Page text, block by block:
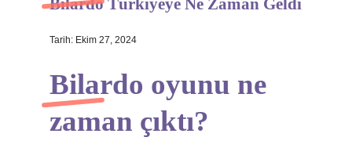
Hakkımızda
Bilardo Türkiyeye Ne Zaman Geldi
Tarih: Ekim 27, 2024
Bilardo oyunu ne
zaman çıktı?